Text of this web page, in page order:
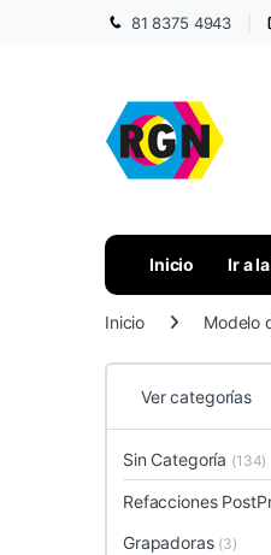
81 8375 4943
Inicio Ir a
Inicio Modelo
Ver categorías
Sin Categoría (134)
Refacciones
Grapadoras (3)